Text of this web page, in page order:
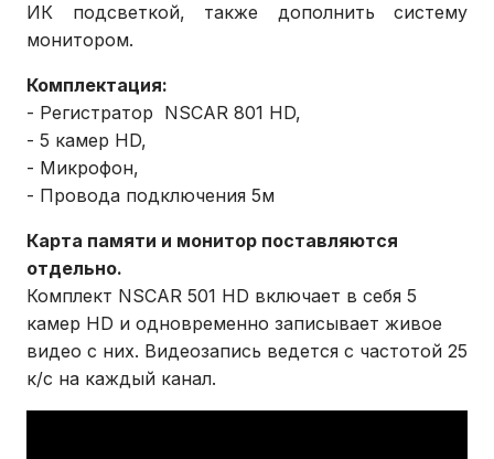
ИК подсветкой, также дополнить систему
монитором.
Комплектация:
- Регистратор NSCAR 801 HD,
- 5 камер HD,
- Микрофон,
- Провода подключения 5м
Карта памяти и монитор поставляются
отдельно.
Комплект NSCAR 501 HD включает в себя 5
камер HD и одновременно записывает живое
видео с них. Видеозапись ведется с частотой 25
к/c на каждый канал.